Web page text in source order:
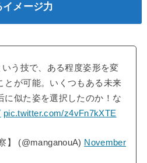
メージ力
いう技で、ある程度姿形を変
とが可能。いくつもある未来
に似た姿を選択したのか！な
pic.twitter.com/z4vFn7kXTE
】 (@manganouA) November